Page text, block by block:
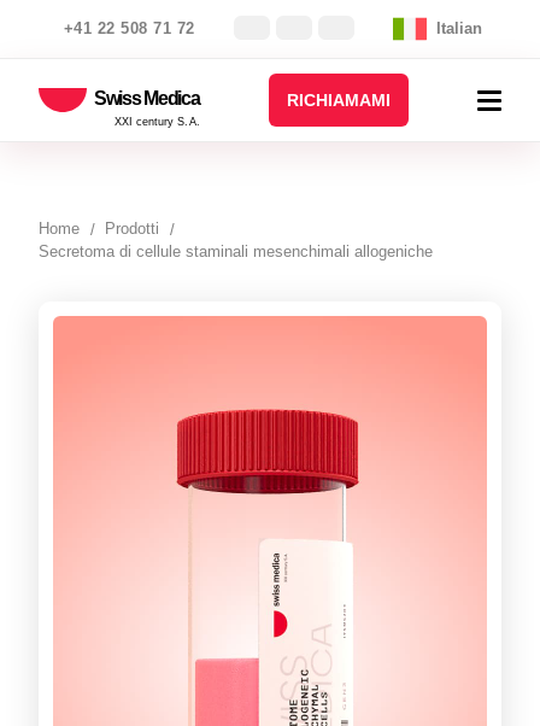
+41 22 508 71 72 Italian
Swiss Medica
XXI century S.A.
RICHIAMAMI
Home
Prodotti
Secretoma di cellule staminali mesenchimali allogeniche